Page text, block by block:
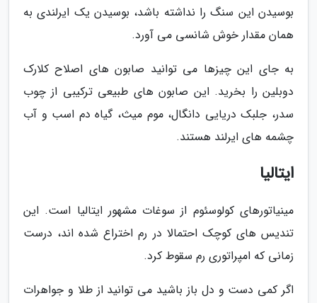
بوسیدن این سنگ را نداشته باشد، بوسیدن یک ایرلندی به
همان مقدار خوش شانسی می آورد.
به جای این چیزها می توانید صابون های اصلاح کلارک
دوبلین را بخرید. این صابون های طبیعی ترکیبی از چوب
سدر، جلبک دریایی دانگال، موم میث، گیاه دم اسب و آب
چشمه های ایرلند هستند.
ایتالیا
مینیاتورهای کولوسئوم از سوغات مشهور ایتالیا است. این
تندیس های کوچک احتمالا در رم اختراع شده اند، درست
زمانی که امپراتوری رم سقوط کرد.
اگر کمی دست و دل باز باشید می توانید از طلا و جواهرات